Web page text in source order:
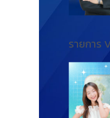
รายการ